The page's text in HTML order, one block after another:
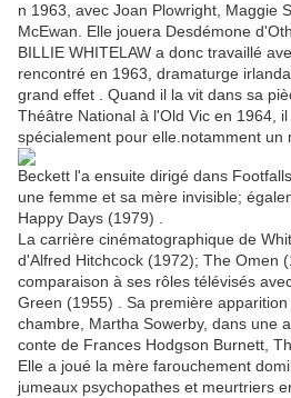
n 1963, avec Joan Plowright, Maggie
McEwan. Elle jouera Desdémone
BILLIE WHITELAW a donc travaillé
rencontré en 1963, dramaturge
grand effet . Quand il la vit dans sa
Théâtre National à l'Old Vic en 1964,
spécialement pour elle.notamment un
Beckett l'a ensuite dirigé dans
une femme et sa mère invisible;
Happy Days (1979) .
La carrière cinématographique de
d'Alfred Hitchcock (1972); The Omen
comparaison à ses rôles télévisés
Green (1955) . Sa première
chambre, Martha Sowerby, dans une
conte de Frances Hodgson Burnett,
Elle a joué la mère farouchement
jumeaux psychopathes et meurtriers